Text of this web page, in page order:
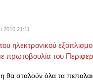
2010 21:11
ηλεκτρονικού
πρωτοβουλία του
θα σταλούν όλα τα